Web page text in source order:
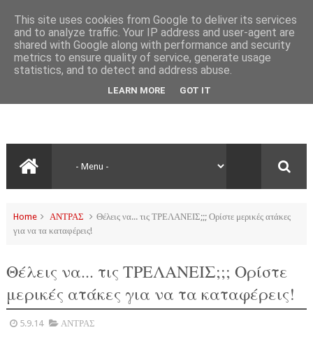
Home ΑΝΤΡΑΣ
Θέλεις να... τις ΤΡΕΛΑΝΕΙΣ;;; Ορίστε μερικές ατάκες
για να τα καταφέρεις!
Θέλεις να... τις ΤΡΕΛΑΝΕΙΣ;;; Ορίστε
μερικές ατάκες για να τα καταφέρεις!
5.9.14 ΑΝΤΡΑΣ
This site uses cookies from Google to deliver its services
and to analyze traffic. Your IP address and user-agent are
shared with Google along with performance and security
metrics to ensure quality of service, generate usage
statistics, and to detect and address abuse.
LEARN MORE GOT IT